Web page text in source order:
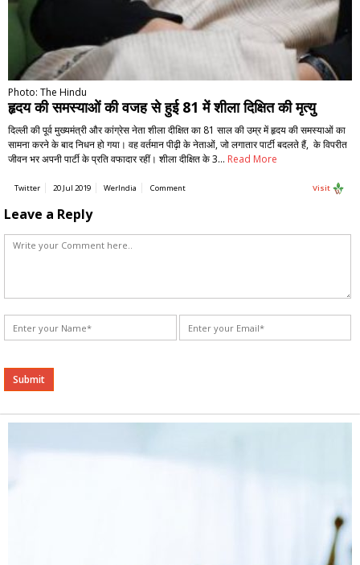
Photo: The Hindu
हृदय की समस्याओं की वजह से हुई 81 में शीला दिक्षित की मृत्यु
दिल्ली की पूर्व मुख्यमंत्री और कांग्रेस नेता शीला दीक्षित का 81 साल की उम्र में हृदय की समस्याओं का
सामना करने के बाद निधन हो गया। वह वर्तमान पीढ़ी के नेताओं, जो लगातार पार्टी बदलते हैं, के विपरीत
जीवन भर अपनी पार्टी के प्रति वफादार रहीं। शीला दीक्षित के 3… Read More
Twitter 20 Jul 2019 WerIndia Comment Visit
Leave a Reply
Alternative: